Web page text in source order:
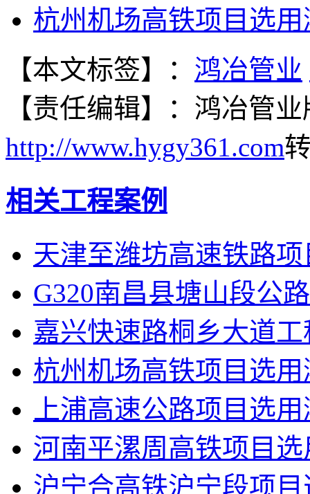
杭州机场高铁项目选
【本文标签】： 鸿冶管业
【责任编辑】： 鸿冶管业
http://www.hygy361.com
相关工程案例
天津至潍坊高速铁路
G320南昌县塘山段公
嘉兴快速路桐乡大道
杭州机场高铁项目选
上浦高速公路项目选
河南平漯周高铁项目
沪宁合高铁沪宁段项